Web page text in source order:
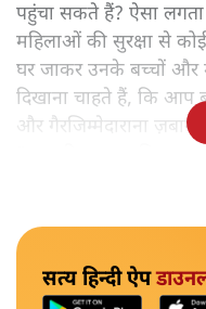
पहुंचा सकते हैं? ऐसा
महिलाओं की सुरक्षा से
घर जाकर उनके बच्चों और
दिखाना चाहते हैं, कि आप
और गैरजिम्मेदाराना
सत्य हिन्दी ऐप